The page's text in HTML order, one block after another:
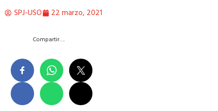
SPJ-USO 22 marzo, 2021
Compartir….